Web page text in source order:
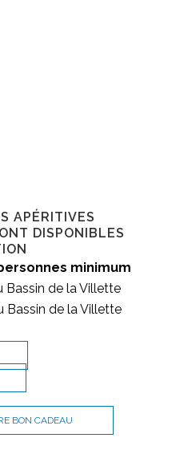
APÉRITIVES
DISPONIBLES
minimum
Bassin de la Villette
Bassin de la Villette
BON CADEAU